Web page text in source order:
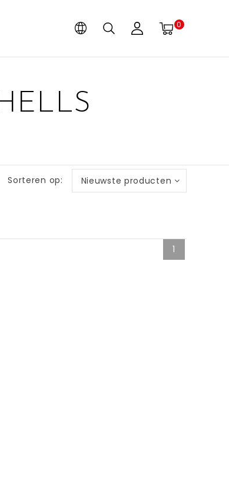
0
Sorteren op: Nieuwste producten
1